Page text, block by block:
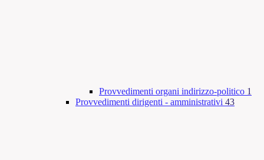
Provvedimenti organi indirizzo-politico 1
Provvedimenti dirigenti - amministrativi 43